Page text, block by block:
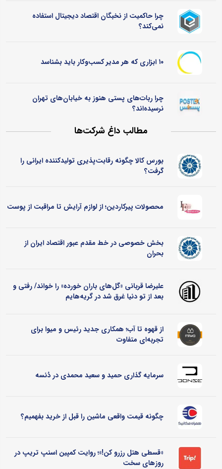
چرا حاکمیت از نخبگان اقتصاد دیجیتال استفاده
نمی‌کند؟
۱۰ ابزاری که هر مدیر کسب‌وکار باید بشناسد
چرا ربات‌های پستی هنوز به خیابان‌های تهران
نرسیده‌اند؟
مطالب داغ شرکت‌ها
بورس کالا چگونه رقابت‌پذیری تولیدکننده ایرانی را
گرفت؟
محصولات پیرکاردین؛ از لوازم آرایش تا مراقبت از پوست
بخش خصوصی در خط مقدم عبور اقتصاد ایران از
بحران
علیرضا قربانی «گل‌های باران خورده» را خواند/ رفتی و
بعد از تو دنیا غرق شد در گریه‌هایم
از قهوه تا آب؛ همکاری جدید رئیس و میوا برای
تجربه‌ای متفاوت
سرمایه گذاری حمید و سعید محمدی در دُنسه
چگونه قیمت واقعی ماشین را قبل از خرید بفهمیم؟
«قسطی هتل رزرو کن!»؛ روایت کمپین اسنپ تریپ در
روزهای سخت